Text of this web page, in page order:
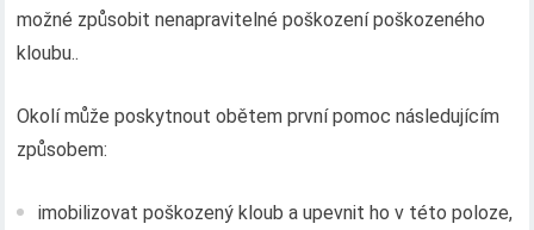
možné způsobit nenapravitelné poškození poškozeného
kloubu..
Okolí může poskytnout obětem první pomoc následujícím
způsobem:
imobilizovat poškozený kloub a upevnit ho v této poloze,